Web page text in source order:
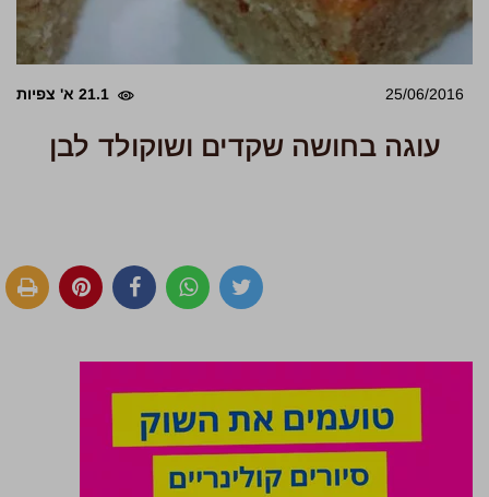
25/06/2016 21.1 א' צפיות
עוגה בחושה שקדים ושוקולד לבן